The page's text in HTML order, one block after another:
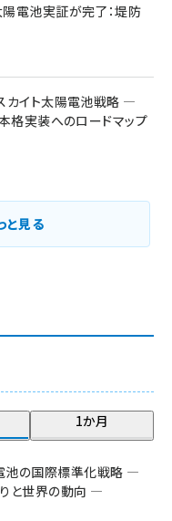
1か月
池の国際標準化戦略 ―
と世界の動向 ―
陽電池実証が完了：堤防
カイト太陽電池戦略 ―
格実装へのロードマップ
と見る